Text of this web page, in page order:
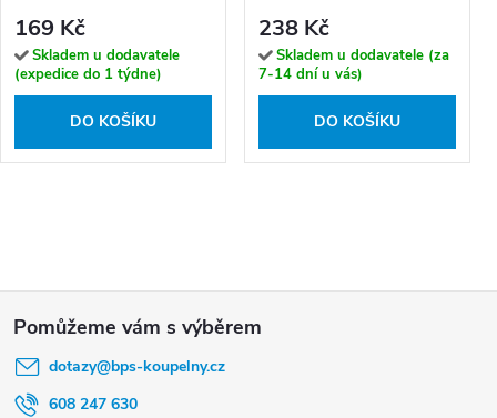
169 Kč
Skladem u dodavatele
(expedice do 1 týdne)
DO KOŠÍKU
238 Kč
Skladem u dodavatele (za
7-14 dní u vás)
DO KOŠÍKU
dotazy@bps-koupelny.cz
608 247 630